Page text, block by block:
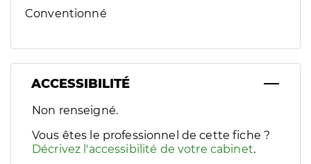
Conventionné
ACCESSIBILITÉ
Filtres
Sélectionnez un ou plusieurs handicaps/besoins
Non renseigné.
Vous êtes le professionnel de cette fiche ?
Décrivez l'accessibilité de votre cabinet.